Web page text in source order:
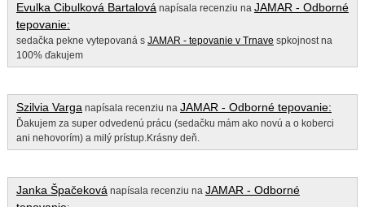
Evulka Cibulková Bartalovánapísala recenziu na JAMAR - Odborné
tepovanie:
sedačka pekne vytepovaná s JAMAR - tepovanie v Trnave spkojnost na
100% ďakujem
Szilvia Varganapísala recenziu na JAMAR - Odborné tepovanie:
Ďakujem za super odvedenú prácu (sedačku mám ako novú a o koberci
ani nehovorím) a milý prístup.Krásny deň.
Janka Špačeková napísala recenziu na JAMAR - Odborné